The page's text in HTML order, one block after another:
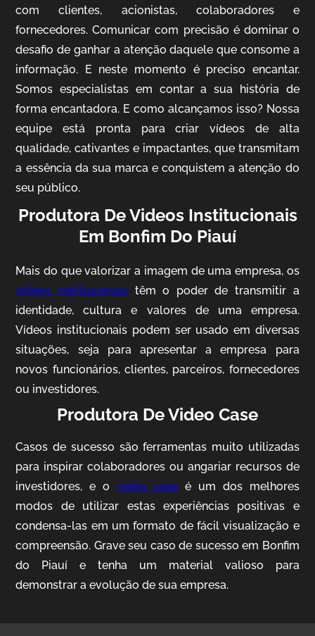
IQVIA
Cobertura de Eventos
Mosaic
com clientes, acionistas, colaboradores e
fornecedores. Comunicar com precisão é dominar o
desafio de ganhar a atenção daquele que consome a
informação. E neste momento é preciso encantar.
Somos especialistas em contar a sua história de
forma encantadora. E como alcançamos isso? Nossa
equipe está pronta para criar vídeos de alta
qualidade, cativantes e impactantes, que transmitam
a essência da sua marca e conquistem a atenção do
seu público.
Produtora De Videos Institucionais
Em Bonfim Do Piauí
Mais do que valorizar a imagem de uma empresa, os
vídeos institucionais têm o poder de transmitir a
identidade, cultura e valores de uma empresa.
Vídeos institucionais podem ser usado em diversas
situações, seja para apresentar a empresa para
novos funcionários, clientes, parceiros, fornecedores
ou investidores.
Produtora De Video Case
Casos de sucesso são ferramentas muito utilizadas
para inspirar colaboradores ou angariar recursos de
investidores, e ovideo case é um dos melhores
modos de utilizar estas experiências positivas e
condensa-las em um formato de fácil visualização e
compreensão. Grave seu caso de sucesso em Bonfim
do Piauí e tenha um material valioso para
demonstrar a evolução de sua empresa.